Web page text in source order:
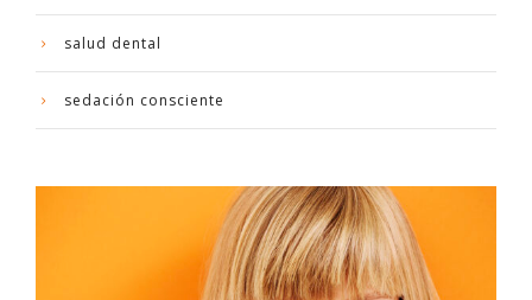
salud dental
sedación consciente